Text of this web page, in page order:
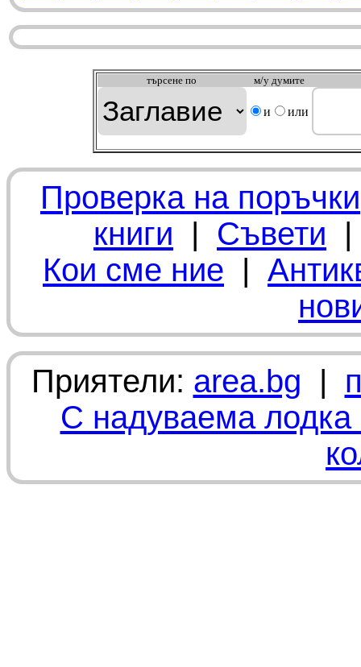
търсeне по м/у думите
и или
Проверка на поръчки
книги | Съвети
Кои сме ние |
Приятели: area.bg |
С надуваема лодка